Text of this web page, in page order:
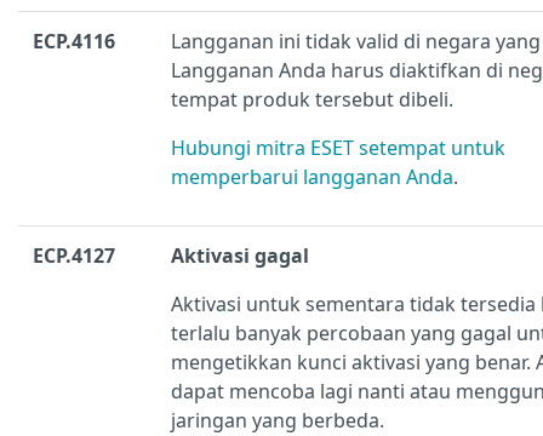
ECP.4116
Langganan ini tidak valid di negara
Langganan Anda harus diaktifkan di
tempat produk tersebut dibeli.
Hubungi mitra ESET setempat untuk
memperbarui langganan Anda.
ECP.4127
Aktivasi gagal
Aktivasi untuk sementara tidak tersedia
terlalu banyak percobaan yang gagal
mengetikkan kunci aktivasi yang benar.
dapat mencoba lagi nanti atau
jaringan yang berbeda.